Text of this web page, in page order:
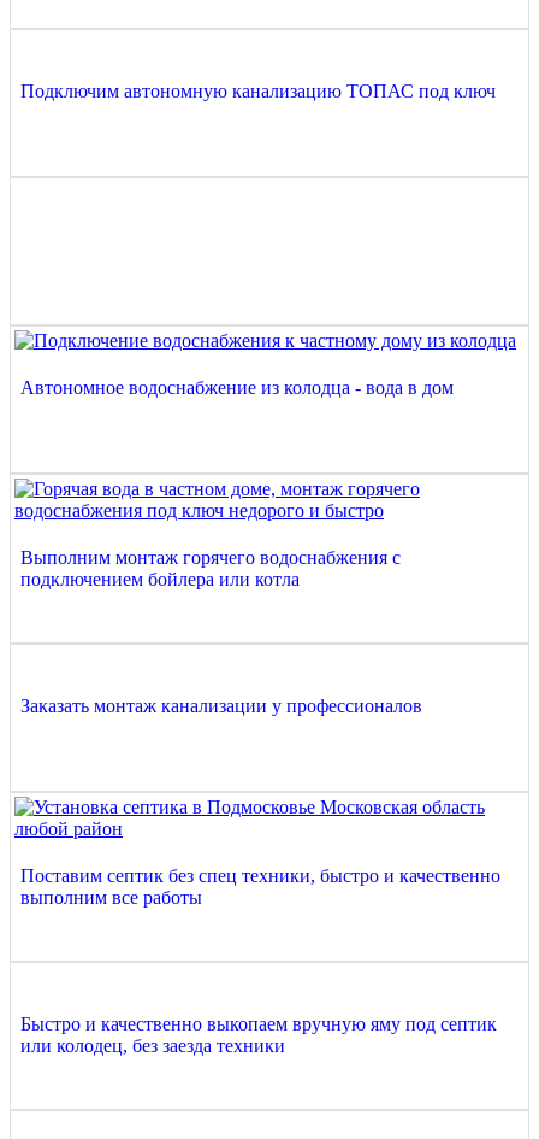
Подключим автономную канализацию ТОПАС под ключ
Автономное водоснабжение из колодца - вода в дом
Выполним монтаж горячего водоснабжения с
подключением бойлера или котла
Заказать монтаж канализации у профессионалов
Поставим септик без спец техники, быстро и качественно
выполним все работы
Быстро и качественно выкопаем вручную яму под септик
или колодец, без заезда техники